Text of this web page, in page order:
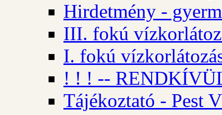
Hirdetmény -
III. fokú
I. fokú
! ! ! --
Tájékoztató - Pest